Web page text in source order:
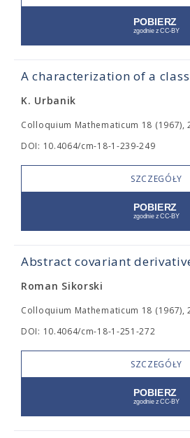
A characterization of a
K. Urbanik
Colloquium Mathematicum 18 (1967),
DOI: 10.4064/cm-18-1-239-249
SZCZEGÓŁY
Abstract covariant
Roman Sikorski
Colloquium Mathematicum 18 (1967),
DOI: 10.4064/cm-18-1-251-272
SZCZEGÓŁY